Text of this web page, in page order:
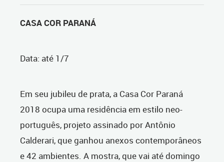
CASA COR PARANÁ
Data: até 1/7
Em seu jubileu de prata, a Casa Cor Paraná
2018 ocupa uma residência em estilo neo-
português, projeto assinado por Antônio
Calderari, que ganhou anexos contemporâneos
e 42 ambientes. A mostra, que vai até domingo